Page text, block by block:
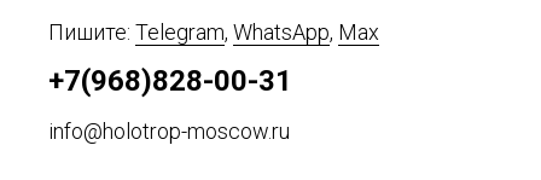
Пишите: Telegram, WhatsApp, Max
+7(968)828-00-31
info@holotrop-moscow.ru